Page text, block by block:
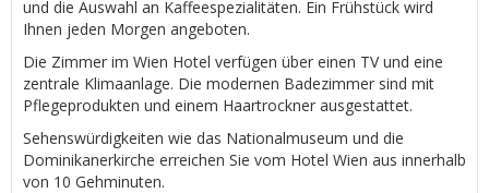
und die Auswahl an Kaffeespezialitäten. Ein Frühstück wird
Ihnen jeden Morgen angeboten.
Die Zimmer im Wien Hotel verfügen über einen TV und eine
zentrale Klimaanlage. Die modernen Badezimmer sind mit
Pflegeprodukten und einem Haartrockner ausgestattet.
Sehenswürdigkeiten wie das Nationalmuseum und die
Dominikanerkirche erreichen Sie vom Hotel Wien aus innerhalb
von 10 Gehminuten.